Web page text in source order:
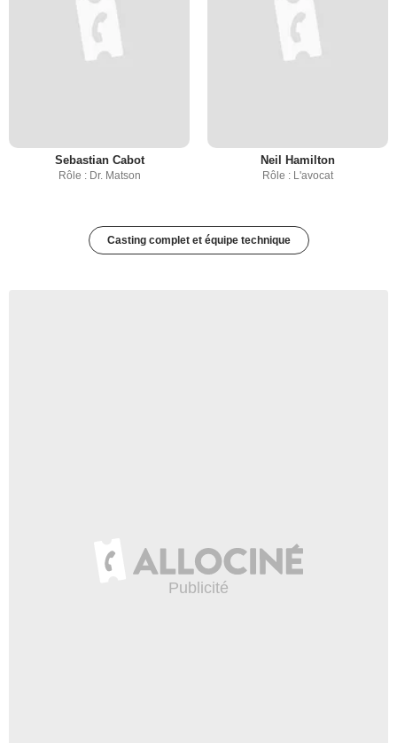
Sebastian Cabot
Rôle : Dr. Matson
Neil Hamilton
Rôle : L'avocat
Casting complet et équipe technique